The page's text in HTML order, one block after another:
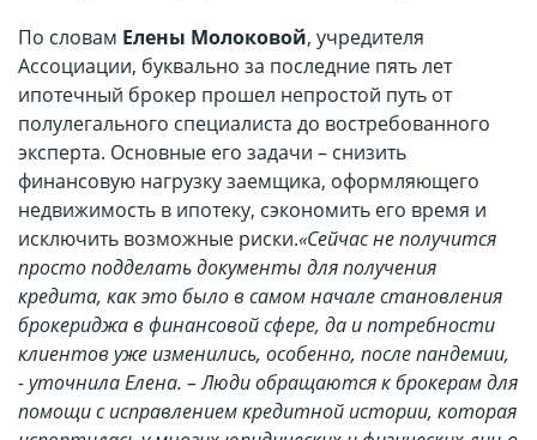
По словам Елены Молоковой, учредителя
Ассоциации, буквально за последние пять лет
ипотечный брокер прошел непростой путь от
полулегального специалиста до востребованного
эксперта. Основные его задачи – снизить
финансовую нагрузку заемщика, оформляющего
недвижимость в ипотеку, сэкономить его время и
исключить возможные риски.«Сейчас не получится
просто подделать документы для получения
кредита, как это было в самом начале становления
брокериджа в финансовой сфере, да и потребности
клиентов уже изменились, особенно, после пандемии,
- уточнила Елена. – Люди обращаются к брокерам для
помощи с исправлением кредитной истории, которая